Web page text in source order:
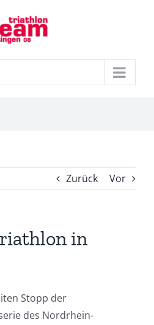
Zurück Vor
in
Stopp der
des Nordrhein-